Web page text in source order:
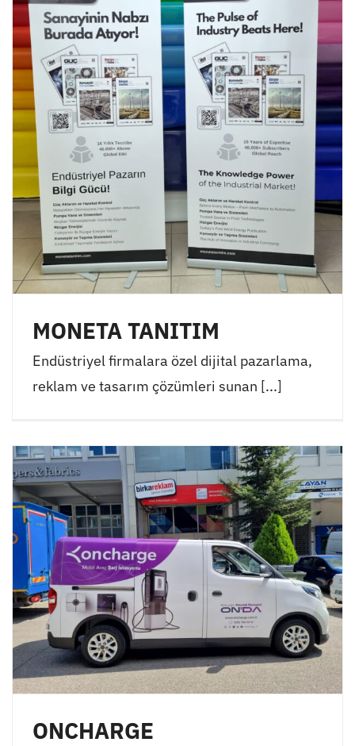
MONETA TANITIM
Endüstriyel firmalara özel dijital pazarlama,
reklam ve tasarım çözümleri sunan [...]
ONCHARGE